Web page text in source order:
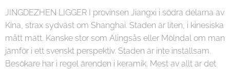
JINGDEZHEN LIGGER I provinsen Jiangxi i södra delarna av
Kina, strax sydväst om Shanghai. Staden är liten, i kinesiska
mått mätt. Kanske stor som Alingsås eller Mölndal om man
jämför i ett svenskt perspektiv. Staden är inte inställsam.
Besökare har i regel ärenden i keramik. Mest av allt är det